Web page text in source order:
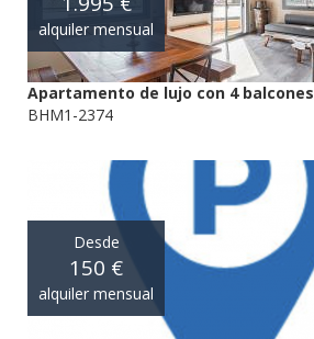
alquiler mensual
Apartamento de lujo con 4 balcones
BHM1-2374
Desde
150 €
alquiler mensual